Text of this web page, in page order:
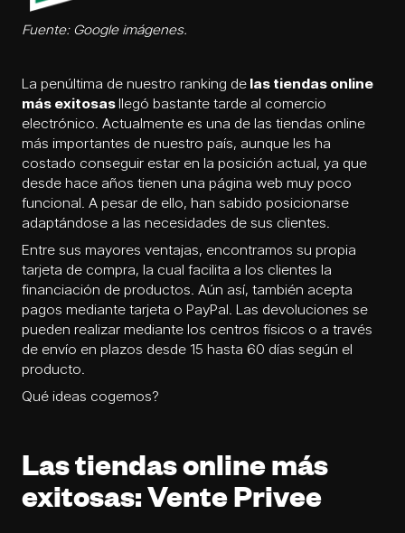
Fuente: Google imágenes.
La penúltima de nuestro ranking de las tiendas online
más exitosas llegó bastante tarde al comercio
electrónico. Actualmente es una de las tiendas online
más importantes de nuestro país, aunque les ha
costado conseguir estar en la posición actual, ya que
desde hace años tienen una página web muy poco
funcional. A pesar de ello, han sabido posicionarse
adaptándose a las necesidades de sus clientes.
Entre sus mayores ventajas, encontramos su propia
tarjeta de compra, la cual facilita a los clientes la
financiación de productos. Aún así, también acepta
pagos mediante tarjeta o PayPal. Las devoluciones se
pueden realizar mediante los centros físicos o a través
de envío en plazos desde 15 hasta 60 días según el
producto.
Qué ideas cogemos?
Las tiendas online más
exitosas: Vente Privee